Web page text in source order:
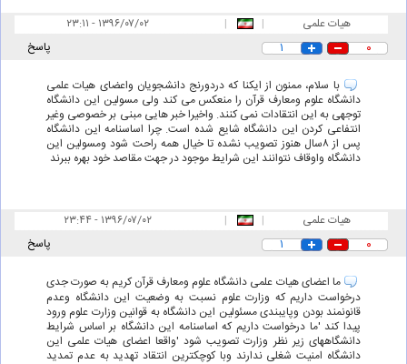
هیات علمی |
| ۲۳:۱۱ - ۱۳۹۶/۰۷/۰۲
۰ ۱ پاسخ
با سلام، ممنون از ایکنا که دردورنج دانشجویان واعضای هیات علمی
دانشگاه علوم ومعارف قرآن را منعکس می کند ولی مسولین این دانشگاه
توجهی به این انتقادات نمی کنند. واخیرا خبر هایی مبنی بر خصوصی وغیر
انتفاعی کردن این دانشگاه شایع شده است. چرا اساسنامه این دانشگاه
پس از ۸سال هنوز تصویب نشده تا خیال همه راحت شود ومسولین این
دانشگاه واوقاف نتوانند این شرایط موجود در جهت مقاصد خود بهره ببرند
هیات علمی |
| ۲۳:۴۴ - ۱۳۹۶/۰۷/۰۲
۰ ۱ پاسخ
ما اعضای هیات علمی دانشگاه علوم ومعارف قرآن کریم به صورت جدی
درخواست داریم که وزارت علوم نسبت به وضعیت این دانشگاه وعدم
قانونمند بودن وپایبندی مسئولین این دانشگاه به قوانین وزارت علوم ورود
پیدا کند 'ما درخواست داریم که اساسنامه این دانشگاه بر اساس شرایط
دانشگاههای زیر نظر وزارت تصویب شود 'واقعا اعضای هیات علمی این
دانشگاه امنیت شغلی ندارند وبا کوچکترین انتقاد تهدید به عدم تمدید